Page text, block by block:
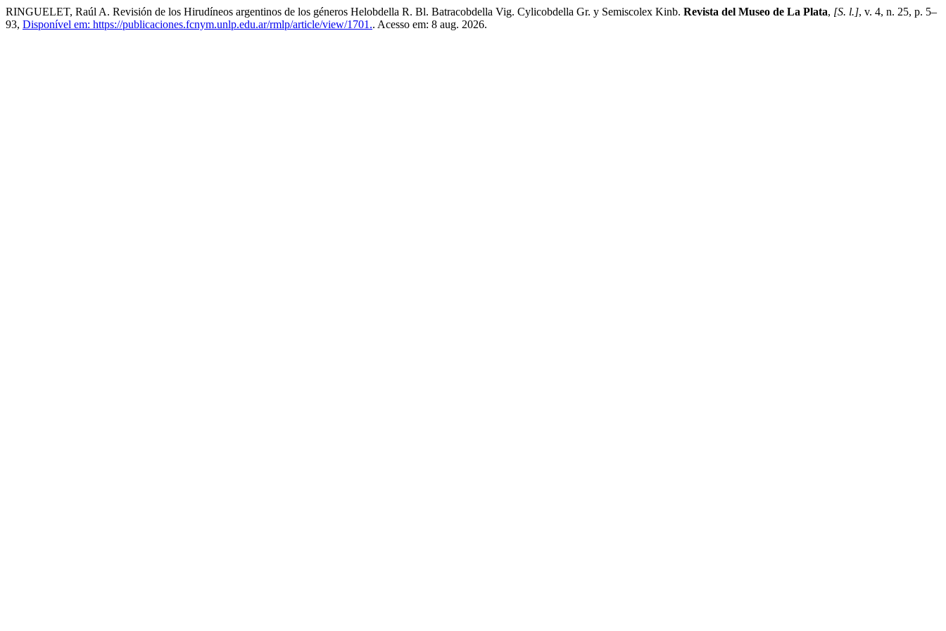
RINGUELET, Raúl A. Revisión de los Hirudíneos argentinos de los géneros Helobdella R. Bl. Batracobdella Vig. Cylicobdella Gr. y Semiscolex Kinb. Revista del Museo de La Plata, [S. l.], v. 4, n. 25, p. 5–
93, Disponível em: https://publicaciones.fcnym.unlp.edu.ar/rmlp/article/view/1701.. Acesso em: 8 aug. 2026.